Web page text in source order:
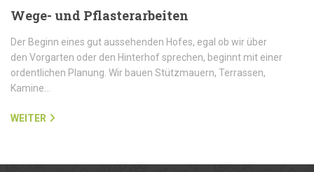
Wege- und Pflasterarbeiten
Der Beginn eines gut aussehenden Hofes, egal ob wir über
den Vorgarten oder den Hinterhof sprechen, beginnt mit einer
ordentlichen Planung. Wir bauen Stützmauern, Terrassen,
Kamine…
WEITER